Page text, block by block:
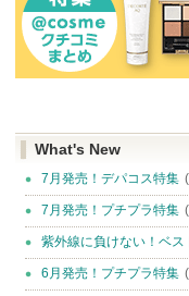
What's New
7月発売！デパコス特集
7月発売！プチプラ特集
紫外線に負けない！ベス
6月発売！プチプラ特集